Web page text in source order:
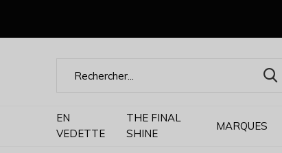
EN
VEDETTE
THE FINAL
SHINE
MARQUES